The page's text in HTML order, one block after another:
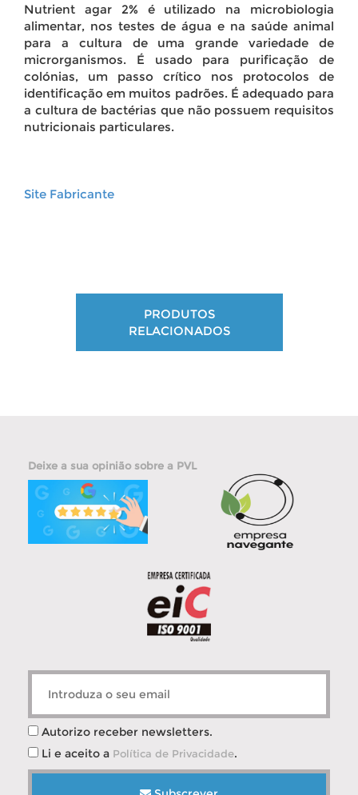
Nutrient agar 2% é utilizado na microbiologia
alimentar, nos testes de água e na saúde animal
para a cultura de uma grande variedade de
microrganismos. É usado para purificação de
colónias, um passo crítico nos protocolos de
identificação em muitos padrões. É adequado para
a cultura de bactérias que não possuem requisitos
nutricionais particulares.
Site Fabricante
PRODUTOS
RELACIONADOS
Deixe a sua opinião sobre a PVL
Autorizo receber newsletters.
Li e aceito a Política de Privacidade.